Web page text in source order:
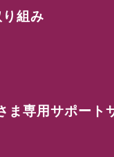
組み
ま専用サポート